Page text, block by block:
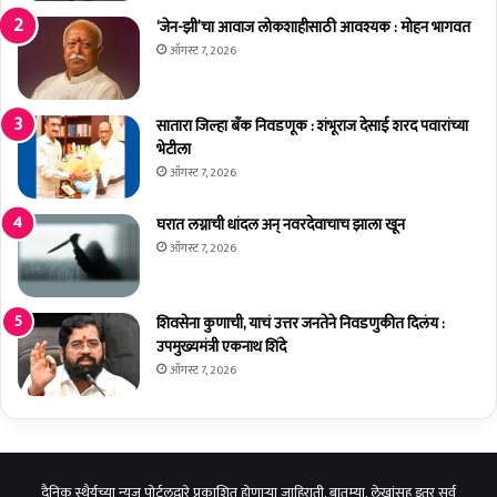
ती
व
कां
वा
प
रा
प्रा
त्य
क्षि
क
‘जेन-झी’चा आवाज लोकशाहीसाठी आवश्यक : मोहन भागवत
ऑगस्ट 7, 2026
सातारा जिल्हा बँक निवडणूक : शंभूराज देसाई शरद पवारांच्या
भेटीला
ऑगस्ट 7, 2026
घरात लग्नाची धांदल अन् नवरदेवाचाच झाला खून
ऑगस्ट 7, 2026
शिवसेना कुणाची, याचं उत्तर जनतेने निवडणुकीत दिलंय :
उपमुख्यमंत्री एकनाथ शिंदे
ऑगस्ट 7, 2026